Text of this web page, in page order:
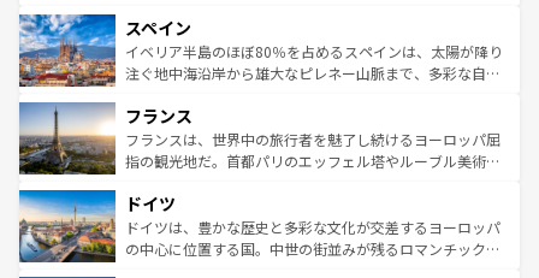
ろん、トスカーナの美しい田園風景やアマルフィ海岸の絶
景など、自然景観も見逃せない。観光の合間には、本場の
ピザやパスタなど、絶品のイタリア料理を堪能することも
ませてくれるイタリアで、忘れられない旅をしてみよう！
なお、新着のイタリア情報はコンテンツ一覧 を参照してほ
しい。
スペイン
イベリア半島のほぼ80％を占めるスペインは、太陽が降り
注ぐ地中海沿岸から雄大なピレネー山脈まで、多彩な自然
文化が根付くこの国では、情熱的なフラメンコ、熱気あふ
れる闘牛、そして美味しいタパスが生活の一部となってい
る。首都マドリードの洗練された雰囲気や、バルセロナの
の城塞都市、穏やかなビーチリゾートまで多彩な表情を見
せる。地方によって風土や気候が異なるスペインはその個
性で訪れる人を魅了する。 なお、新着のスペイン情報はコ
フランス
フランスは、世界中の旅行者を魅了し続けるヨーロッパ屈
指の観光地だ。首都パリのエッフェル塔やルーブル美術館
で、幅広い魅力が詰まっている。華麗な宮殿、歴史的な大
聖堂、美しいビーチ、そして豊かな自然が、訪れる者を心
から魅了する。また、フランスは美食の国としても知ら
ドイツ
ドイツは、豊かな歴史と多彩な文化が交差するヨーロッパ
の中心に位置する国。中世の街並みが残るロマンチック街